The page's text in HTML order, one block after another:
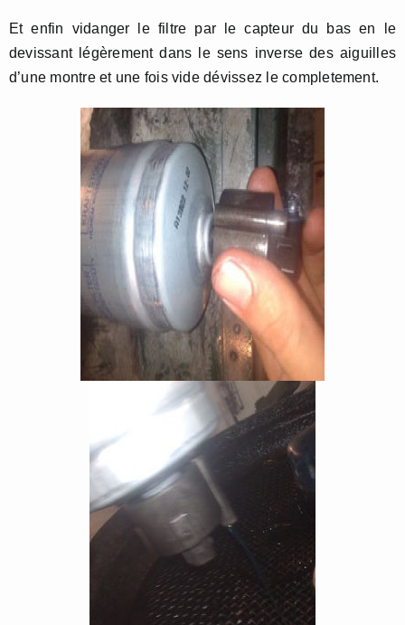
Et enfin vidanger le filtre par le capteur du bas en le
devissant légèrement dans le sens inverse des aiguilles
d’une montre et une fois vide dévissez le completement.